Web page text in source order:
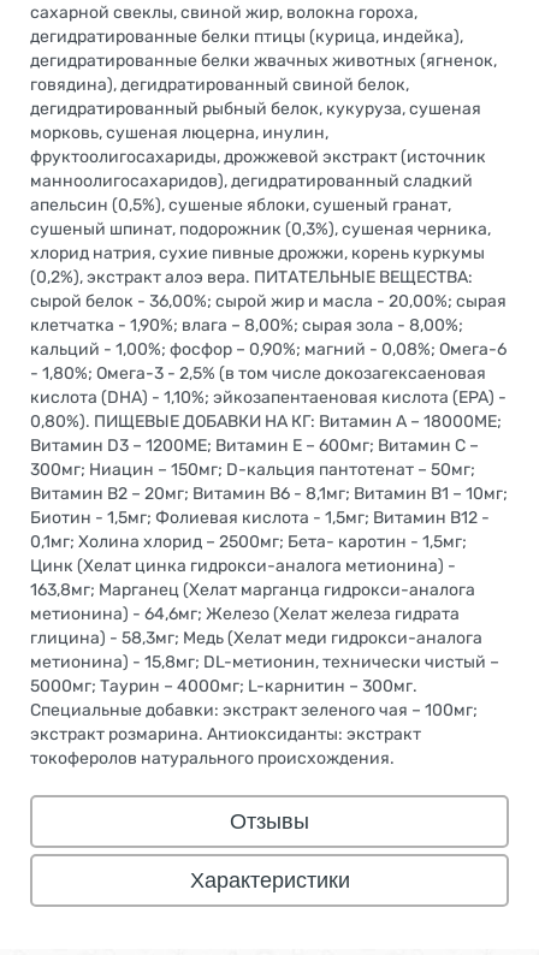
сахарной свеклы, свиной жир, волокна гороха,
дегидратированные белки птицы (курица, индейка),
дегидратированные белки жвачных животных (ягненок,
говядина), дегидратированный свиной белок,
дегидратированный рыбный белок, кукуруза, сушеная
морковь, сушеная люцерна, инулин,
фруктоолигосахариды, дрожжевой экстракт (источник
маннoолигосахаридов), дегидратированный сладкий
апельсин (0,5%), сушеные яблоки, сушеный гранат,
сушеный шпинат, подорожник (0,3%), сушеная черника,
хлорид натрия, сухие пивные дрожжи, корень куркумы
(0,2%), экстракт алоэ вера. ПИТАТЕЛЬНЫЕ ВЕЩЕСТВА:
сырой белок - 36,00%; сырой жир и масла - 20,00%; сырая
клетчатка - 1,90%; влага – 8,00%; сырая зола - 8,00%;
кальций - 1,00%; фосфор – 0,90%; магний - 0,08%; Омега-6
- 1,80%; Омега-3 - 2,5% (в том числе докозагексаеновая
кислота (DHA) - 1,10%; эйкозапентаеновая кислота (EPA) -
0,80%). ПИЩЕВЫЕ ДОБАВКИ НА КГ: Витамин А – 18000ME;
Витамин D3 – 1200ME; Витамин Е – 600мг; Витамин С –
300мг; Ниацин – 150мг; D-кальция пантотенат – 50мг;
Витамин В2 – 20мг; Витамин В6 - 8,1мг; Витамин B1 – 10мг;
Биотин - 1,5мг; Фолиевая кислота - 1,5мг; Витамин B12 -
0,1мг; Холина хлорид – 2500мг; Бета- каротин - 1,5мг;
Цинк (Хелат цинка гидрокси-аналога метионина) -
163,8мг; Марганец (Хелат марганца гидрокси-аналога
метионина) - 64,6мг; Железо (Хелат железа гидрата
глицина) - 58,3мг; Медь (Хелат меди гидрокси-аналога
метионина) - 15,8мг; DL-метионин, технически чистый –
5000мг; Таурин – 4000мг; L-карнитин – 300мг.
Специальные добавки: экстракт зеленого чая – 100мг;
экстракт розмарина. Антиоксиданты: экстракт
токоферолов натурального происхождения.
Отзывы
Характеристики